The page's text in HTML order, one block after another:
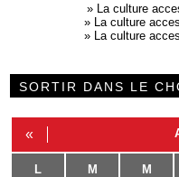
»
La culture
»
La culture
»
La culture
SORTIR DANS LE
«
L M M